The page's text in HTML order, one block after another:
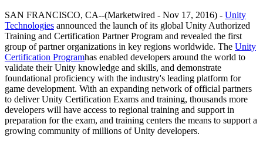
LiveOps
출시 후 인사이트를 확인하고 라이브 게임을 운영하세요.
성장
사용자 확보
모바일 사용자를 검색하고 Acquire
인앱 결제
매장 및 D2C 전반에 걸쳐 IAP 관리하세요.
리테일
상점 경험을 온라인 경험으로 전환
자동차
혁신을 가속화하고 차량 내 경험을 향상시키세요.
모든 산업 보기
활용 사례
실제 성공 사례
베스트 프랙티스 가이드
전문가 팁
데모
데모, 샘플 및 빌딩 블록
모든 리소스
개발자, 크리에이터, Insider와의 소통
Unity Awards
전 세계 Unity 크리에이터 축하
사용법 가이드
실용적인 팁 및 베스트 프랙티스
교육
학생용
커리어 시작하기
교육 담당자 대상 교육
교육 효율 극대화
SAN FRANCISCO, CA--(Marketwired - Nov 17, 2016) - Unity
Technologies announced the launch of its global Unity Authorized
Training and Certification Partner Program and revealed the first
group of partner organizations in key regions worldwide. The Unity
Certification Programhas enabled developers around the world to
validate their Unity knowledge and skills, and demonstrate
foundational proficiency with the industry's leading platform for
game development. With an expanding network of official partners
to deliver Unity Certification Exams and training, thousands more
developers will have access to regional training and support in
preparation for the exam, and training centers the means to support a
growing community of millions of Unity developers.